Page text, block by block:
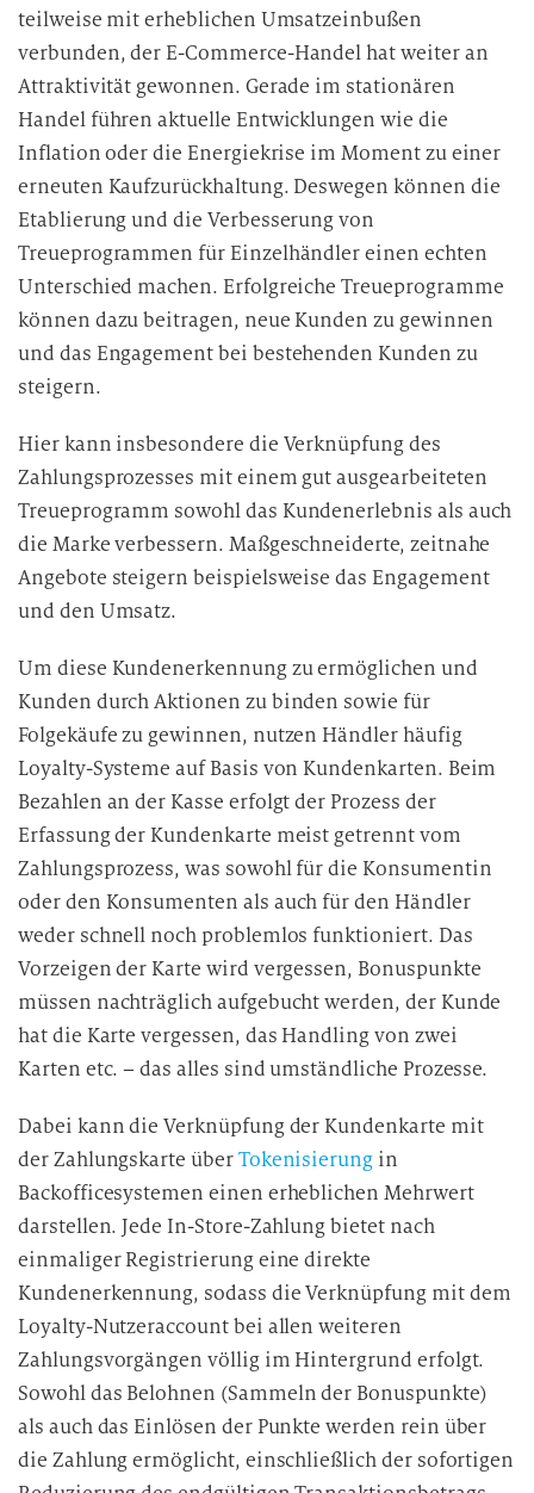
teilweise mit erheblichen Umsatzeinbußen
verbunden, der E-Commerce-Handel hat weiter an
Attraktivität gewonnen. Gerade im stationären
Handel führen aktuelle Entwicklungen wie die
Inflation oder die Energiekrise im Moment zu einer
erneuten Kaufzurückhaltung. Deswegen können die
Etablierung und die Verbesserung von
Treueprogrammen für Einzelhändler einen echten
Unterschied machen. Erfolgreiche Treueprogramme
können dazu beitragen, neue Kunden zu gewinnen
und das Engagement bei bestehenden Kunden zu
steigern.
Hier kann insbesondere die Verknüpfung des
Zahlungsprozesses mit einem gut ausgearbeiteten
Treueprogramm sowohl das Kundenerlebnis als auch
die Marke verbessern. Maßgeschneiderte, zeitnahe
Angebote steigern beispielsweise das Engagement
und den Umsatz.
Um diese Kundenerkennung zu ermöglichen und
Kunden durch Aktionen zu binden sowie für
Folgekäufe zu gewinnen, nutzen Händler häufig
Loyalty-Systeme auf Basis von Kundenkarten. Beim
Bezahlen an der Kasse erfolgt der Prozess der
Erfassung der Kundenkarte meist getrennt vom
Zahlungsprozess, was sowohl für die Konsumentin
oder den Konsumenten als auch für den Händler
weder schnell noch problemlos funktioniert. Das
Vorzeigen der Karte wird vergessen, Bonuspunkte
müssen nachträglich aufgebucht werden, der Kunde
hat die Karte vergessen, das Handling von zwei
Karten etc. – das alles sind umständliche Prozesse.
Dabei kann die Verknüpfung der Kundenkarte mit
der Zahlungskarte überTokenisierung in
Backofficesystemen einen erheblichen Mehrwert
darstellen. Jede In-Store-Zahlung bietet nach
einmaliger Registrierung eine direkte
Kundenerkennung, sodass die Verknüpfung mit dem
Loyalty-Nutzeraccount bei allen weiteren
Zahlungsvorgängen völlig im Hintergrund erfolgt.
Sowohl das Belohnen (Sammeln der Bonuspunkte)
als auch das Einlösen der Punkte werden rein über
die Zahlung ermöglicht, einschließlich der sofortigen